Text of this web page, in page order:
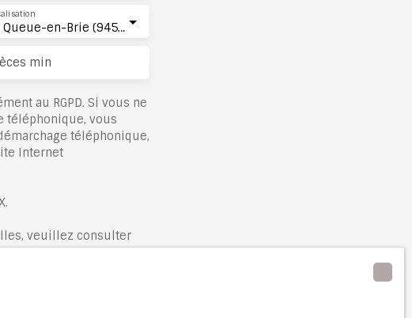
La Queue-en-Brie (94510)
min
au RGPD. Si vous ne
téléphonique, vous
téléphonique,
Internet
veuillez consulter